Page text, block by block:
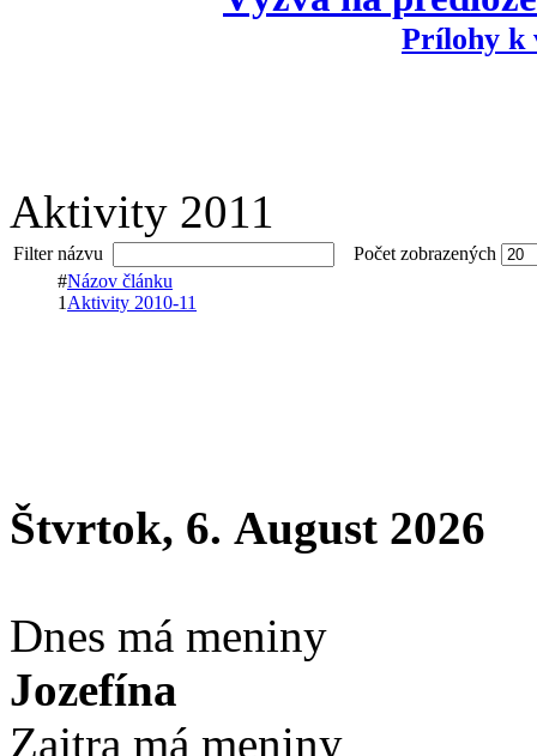
Prílohy k
Aktivity 2011
Filter názvu
Počet zobrazených
#Názov článku
1 Aktivity 2010-11
Štvrtok, 6. August 2026
Dnes má meniny
Jozefína
Zajtra má meniny